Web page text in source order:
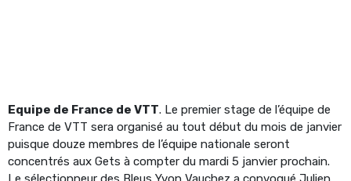
Equipe de France de VTT. Le premier stage de l’équipe de
France de VTT sera organisé au tout début du mois de janvier
puisque douze membres de l’équipe nationale seront
concentrés aux Gets à compter du mardi 5 janvier prochain.